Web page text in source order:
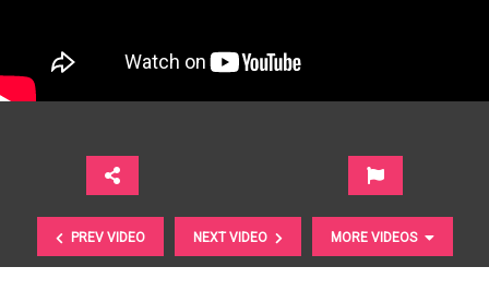
PREV VIDEO NEXT VIDEO MORE VIDEOS